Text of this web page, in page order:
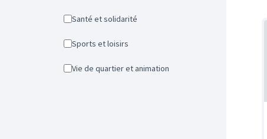
Santé et solidarité
Sports et loisirs
Vie de quartier et animation